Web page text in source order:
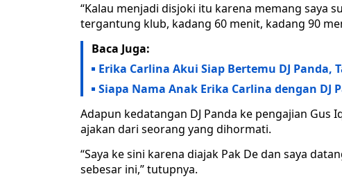
“Kalau menjadi disjoki itu karena memang saya
tergantung klub, kadang 60 menit, kadang 90
Baca Juga:
Erika Carlina Akui Siap Bertemu DJ Panda,
Siapa Nama Anak Erika Carlina dengan DJ
Adapun kedatangan DJ Panda ke pengajian
ajakan dari seorang yang dihormati.
“Saya ke sini karena diajak Pak De dan saya
sebesar ini,” tutupnya.